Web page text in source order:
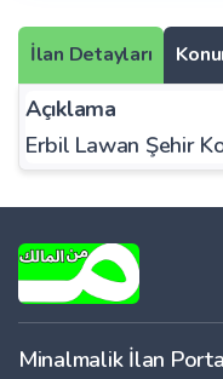
İlan Detayları
Açıklama
Erbil Lawan Şehir
Minalmalik İlan